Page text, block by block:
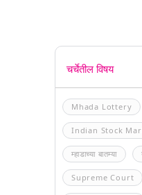
चर्चेतील विषय
Mhada Lottery
Indian Stock
म्हाडाच्या बातम्या
Supreme Court